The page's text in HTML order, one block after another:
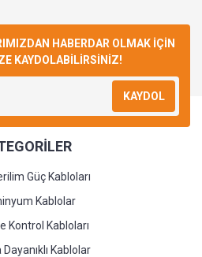
HABERDAR OLMAK İÇİN
KAYDOLABİLİRSİNİZ!
KAYDOL
Güç Kabloları
Kablolar
Kontrol Kabloları
Dayanıklı Kablolar